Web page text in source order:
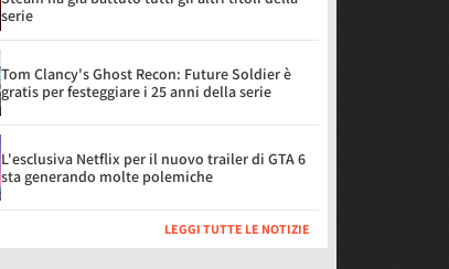
serie
Tom Clancy's Ghost Recon: Future Soldier è
gratis per festeggiare i 25 anni della serie
L'esclusiva Netflix per il nuovo trailer di GTA 6
sta generando molte polemiche
LEGGI TUTTE LE NOTIZIE